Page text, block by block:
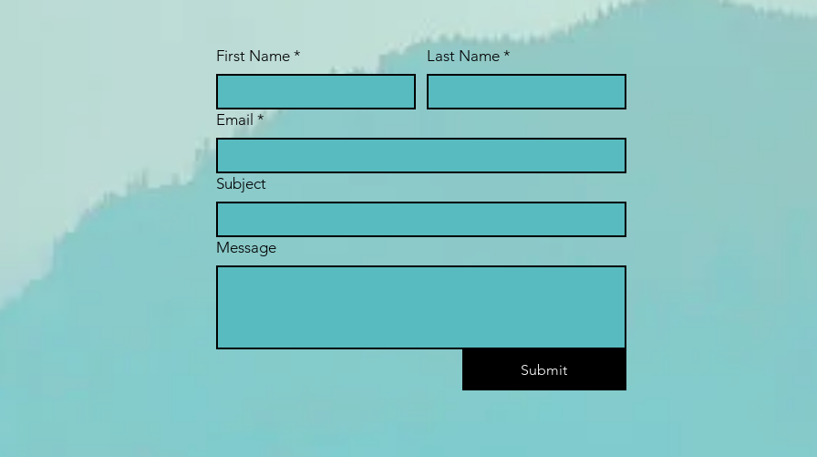
First Name * Last Name *
Email *
Subject
Message
Submit